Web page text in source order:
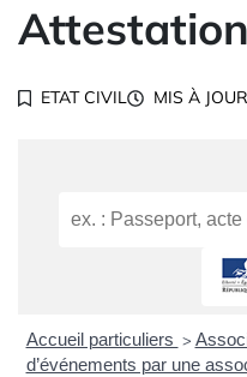
Attestation
ETAT CIVIL MIS À
Accueil particuliers >
d’événements par une